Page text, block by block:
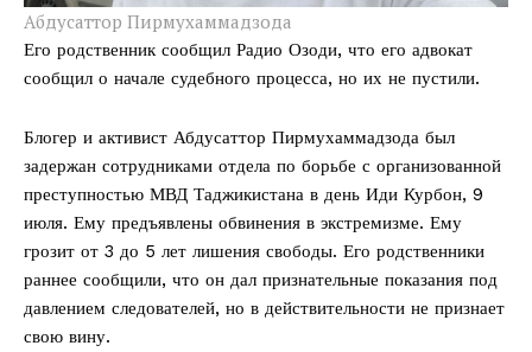
Абдусаттор Пирмухаммадзода
Его родственник сообщил Радио Озоди, что его адвокат
сообщил о начале судебного процесса, но их не пустили.
Блогер и активист Абдусаттор Пирмухаммадзода был
задержан сотрудниками отдела по борьбе с организованной
преступностью МВД Таджикистана в день Иди Курбон, 9
июля. Ему предъявлены обвинения в экстремизме. Ему
грозит от 3 до 5 лет лишения свободы. Его родственники
раннее сообщили, что он дал признательные показания под
давлением следователей, но в действительности не признает
свою вину.